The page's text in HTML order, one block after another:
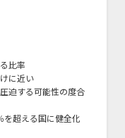
比率
に近い
迫する可能性の度合
を超える国に健全化